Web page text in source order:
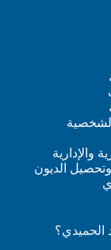
والإدارية
وتحصيل الديون
الحميدي؟